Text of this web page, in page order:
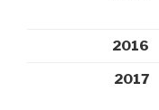
2016
2017